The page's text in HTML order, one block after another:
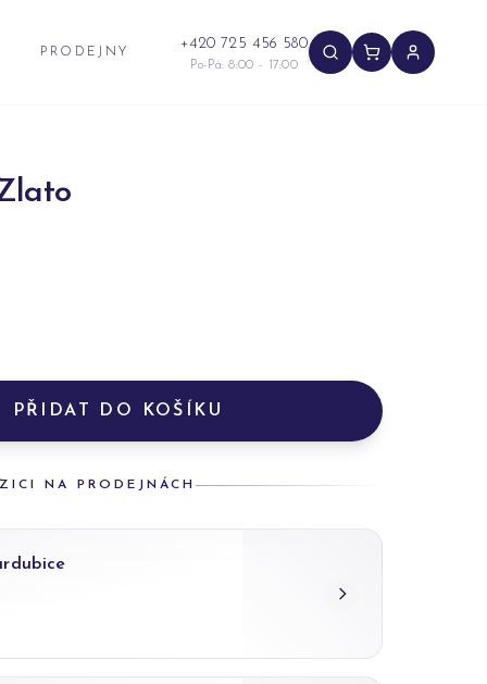
PRODEJNY +420 725 456 580
Po-Pá: 8:00 - 17:00
PŘIDAT DO KOŠÍKU
NA PRODEJNÁCH